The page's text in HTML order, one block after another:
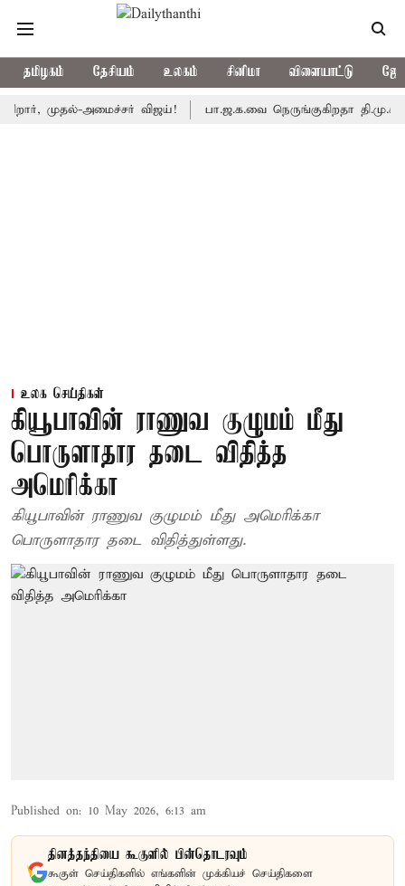
தமிழகம் தேசியம் உலகம் சினிமா விளையாட்டு
முதல்-அமைச்சர் விஜய்! பா.ஜ.க.வை நெருங்குகிறதா தி.மு.க.?
உலக செய்திகள்
கியூபாவின் ராணுவ குழுமம் மீது
பொருளாதார தடை விதித்த
அமெரிக்கா
கியூபாவின் ராணுவ குழுமம் மீது அமெரிக்கா
பொருளாதார தடை விதித்துள்ளது.
Published on: 10 May 2026, 6:13 am
தினத்தந்தியை கூகுளில் பின்தொடரவும்
கூகுள் செய்திகளில் எங்களின் முக்கியச் செய்திகளை